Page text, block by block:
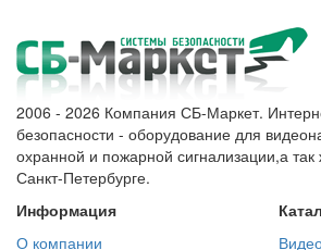
2006 - 2026 Компания СБ-Маркет.
безопасности - оборудование для
охранной и пожарной сигнализации,а так
Санкт-Петербурге.
Информация
О компании